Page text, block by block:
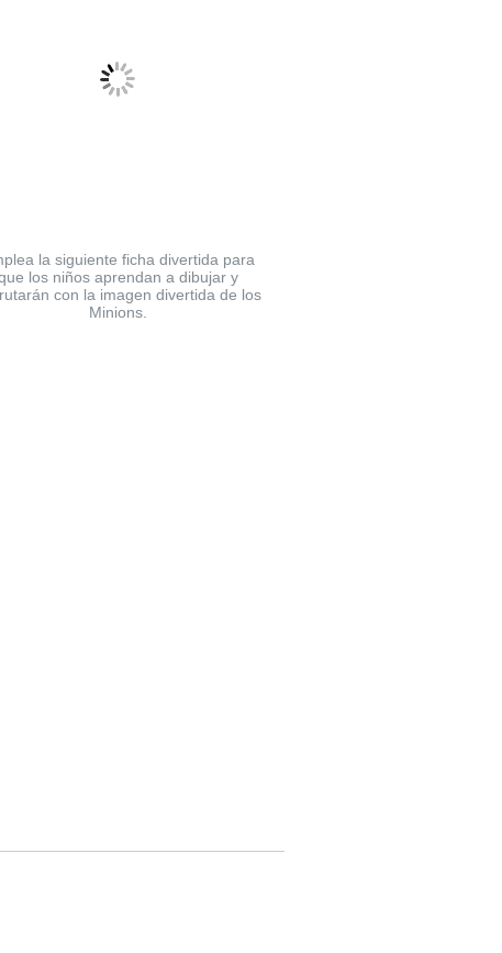
la siguiente ficha divertida para
los niños aprendan a dibujar y
con la imagen divertida de los
Minions.